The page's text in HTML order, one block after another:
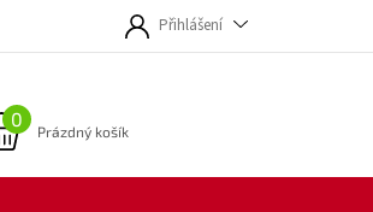
Přihlášení
NÁKUPNÍ
Prázdný košík